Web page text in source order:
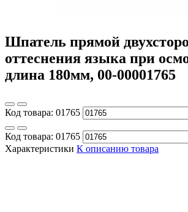
Шпатель прямой
оттеснения языка при
длина 180мм, 00-00001765
Код товара: 01765
Код товара: 01765
Характеристики К описанию товара